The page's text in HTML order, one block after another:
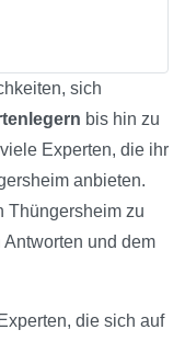
sich
bis hin zu
Experten, die ihr
anbieten.
Thüngersheim zu
und dem
die sich auf